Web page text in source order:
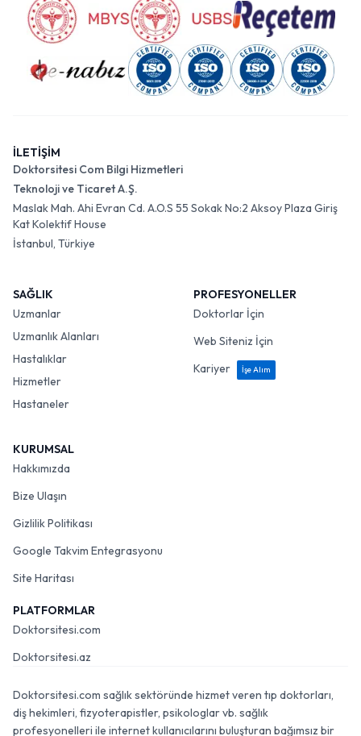
İLETİŞİM
Doktorsitesi Com Bilgi Hizmetleri
Teknoloji ve Ticaret A.Ş.
Maslak Mah. Ahi Evran Cd. A.O.S 55 Sokak No:2 Aksoy Plaza Giriş
Kat Kolektif House
İstanbul, Türkiye
SAĞLIK
Uzmanlar
Uzmanlık Alanları
Hastalıklar
Hizmetler
Hastaneler
PROFESYONELLER
Doktorlar İçin
Web Siteniz İçin
Kariyer
İşe Alım
KURUMSAL
Hakkımızda
Bize Ulaşın
Gizlilik Politikası
Google Takvim Entegrasyonu
Site Haritası
PLATFORMLAR
Doktorsitesi.com
Doktorsitesi.az
Doktorsitesi.com sağlık sektöründe hizmet veren tıp doktorları,
diş hekimleri, fizyoterapistler, psikologlar vb. sağlık
profesyonelleri ile internet kullanıcılarını buluşturan bağımsız bir